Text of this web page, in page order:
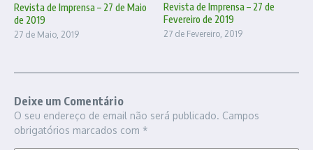
Revista de Imprensa – 27 de Maio
de 2019
27 de Maio, 2019
Revista de Imprensa – 27 de
Fevereiro de 2019
27 de Fevereiro, 2019
Deixe um Comentário
O seu endereço de email não será publicado. Campos
obrigatórios marcados com *